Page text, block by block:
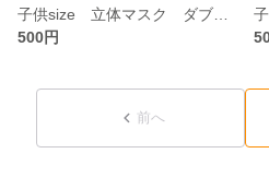
500円
前へ